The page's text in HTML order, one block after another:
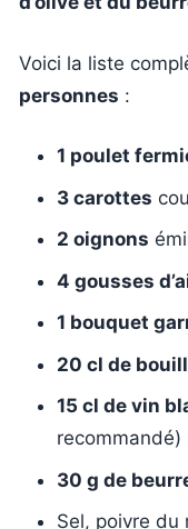
Voici la liste
personnes :
1 poulet
3 carottes
2 oignons
4 gousses
1 bouquet
20 cl de
15 cl de vin
recommandé)
30 g de
Sel, poivre du